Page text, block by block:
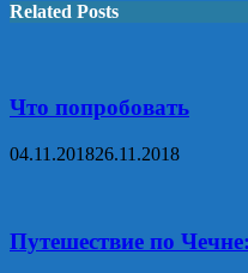
Related Posts
Что попробовать
04.11.201826.11.2018
Путешествие по